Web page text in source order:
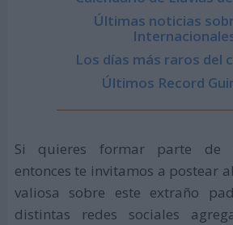
Últimas noticias
Los días más raros del
Últimos Record
Si quieres formar parte de
entonces te invitamos a postear
valiosa sobre este extraño
distintas redes sociales